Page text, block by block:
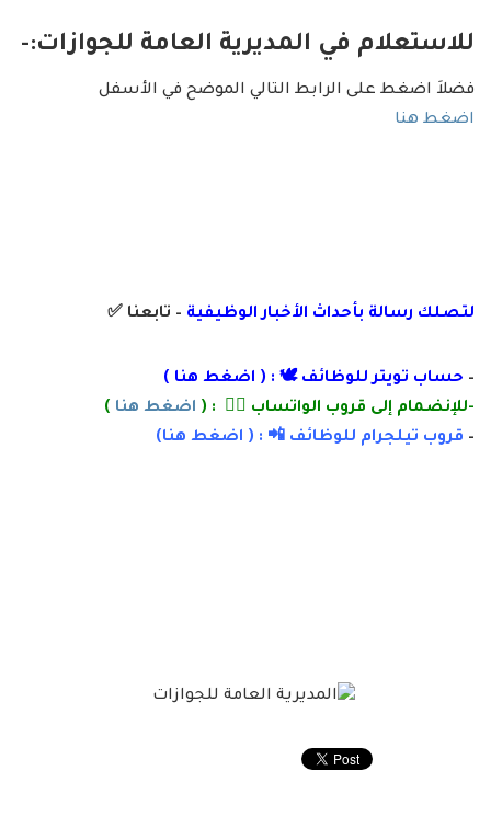
للاستعلام في المديرية العامة للجوازات:-
فضلاَ اضغط على الرابط التالي الموضح في الأسفل
اضغط هنا
لتصلك رسالة بأحداث الأخبار الوظيفية – تابعنا ✅
– حساب تويتر للوظائف 🕊 : ( اضغط هنا )
-للإنضمام إلى قروب الواتساب 👌🏽 : ( اضغط هنا )
– قروب تيلجرام للوظائف 📲 : ( اضغط هنا)